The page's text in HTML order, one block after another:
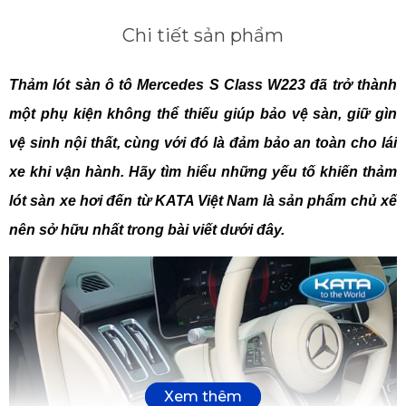
Chi tiết sản phẩm
Thảm lót sàn ô tô Mercedes S Class W223 đã trở thành
một phụ kiện không thể thiếu giúp bảo vệ sàn, giữ gìn
vệ sinh nội thất, cùng với đó là đảm bảo an toàn cho lái
xe khi vận hành. Hãy tìm hiểu những yếu tố khiến thảm
lót sàn xe hơi đến từ KATA Việt Nam là sản phẩm chủ xế
nên sở hữu nhất trong bài viết dưới đây.